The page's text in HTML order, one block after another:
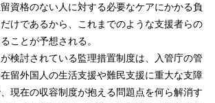
資格のない人に対する必要なケアにかかる負
けであるから、これまでのような支援者らの
ことが予想される。
検討されている監理措置制度は、入管庁の管
留外国人の生活支援や難民支援に重大な支障
現在の収容制度が抱える問題点を何ら解消す